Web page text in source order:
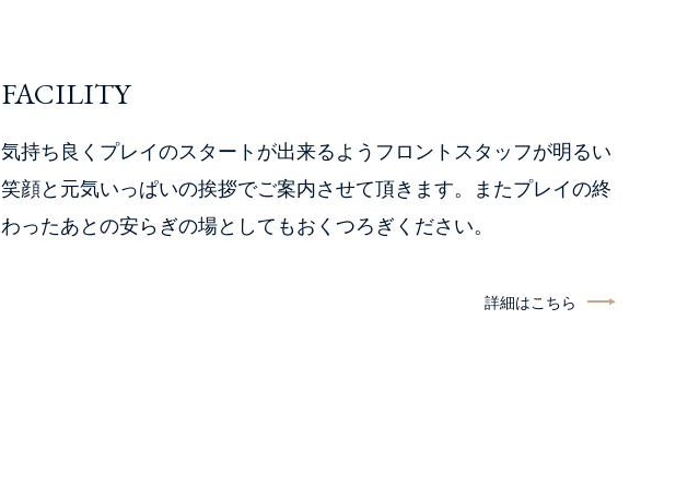
FACILITY
気持ち良くプレイのスタートが出来るようフロントスタッフが明るい
笑顔と元気いっぱいの挨拶でご案内させて頂きます。またプレイの終
わったあとの安らぎの場としてもおくつろぎください。
詳細はこちら